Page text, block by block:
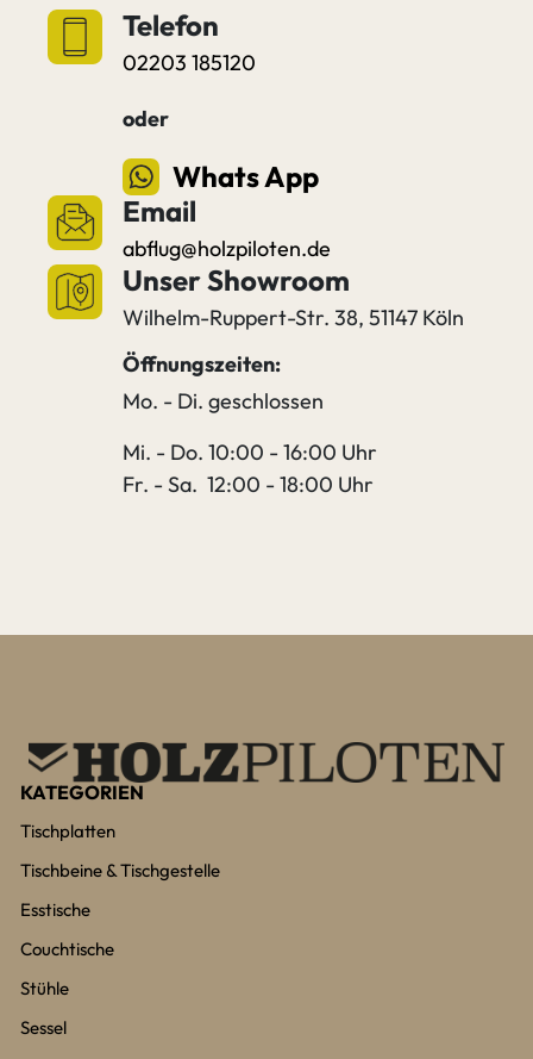
Telefon
02203 185120
oder
Whats App
Email
abflug@holzpiloten.de
Unser Showroom
Wilhelm-Ruppert-Str. 38, 51147 Köln
Öffnungszeiten:
Mo. - Di. geschlossen
Mi. - Do. 10:00 - 16:00 Uhr
Fr. - Sa. 12:00 - 18:00 Uhr
KATEGORIEN
Tischplatten
Tischbeine & Tischgestelle
Esstische
Couchtische
Stühle
Sessel